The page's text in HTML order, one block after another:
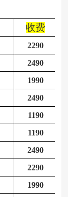
收费
2290
2490
1990
2490
1190
1190
2490
2290
1990